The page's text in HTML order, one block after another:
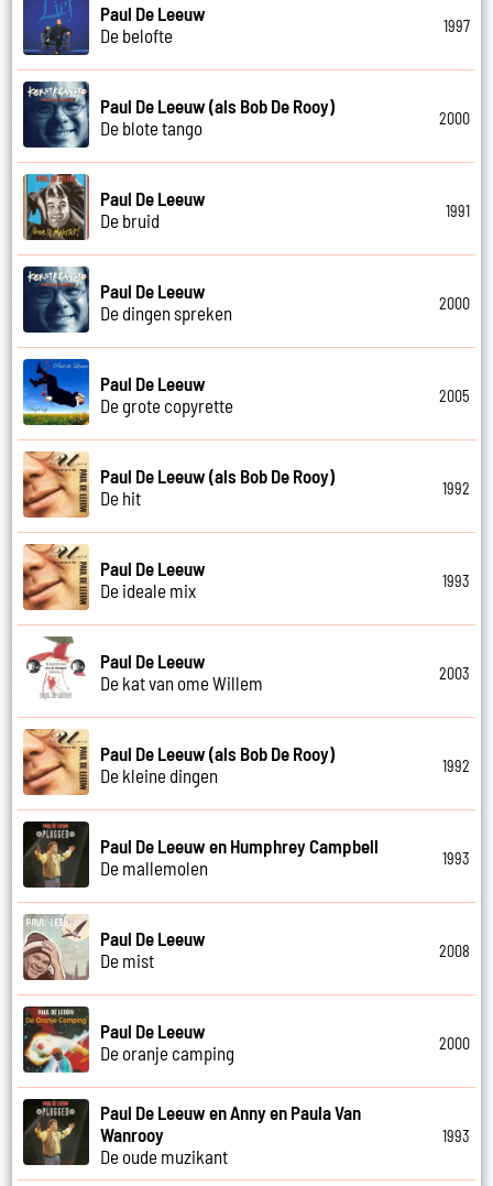
Paul De Leeuw
De belofte
1997
Paul De Leeuw (als Bob De Rooy)
De blote tango
2000
Paul De Leeuw
De bruid
1991
Paul De Leeuw
De dingen spreken
2000
Paul De Leeuw
De grote copyrette
2005
Paul De Leeuw (als Bob De Rooy)
De hit
1992
Paul De Leeuw
De ideale mix
1993
Paul De Leeuw
De kat van ome Willem
2003
Paul De Leeuw (als Bob De Rooy)
De kleine dingen
1992
Paul De Leeuw en Humphrey Campbell
De mallemolen
1993
Paul De Leeuw
De mist
2008
Paul De Leeuw
De oranje camping
2000
Paul De Leeuw en Anny en Paula Van
Wanrooy
De oude muzikant
1993